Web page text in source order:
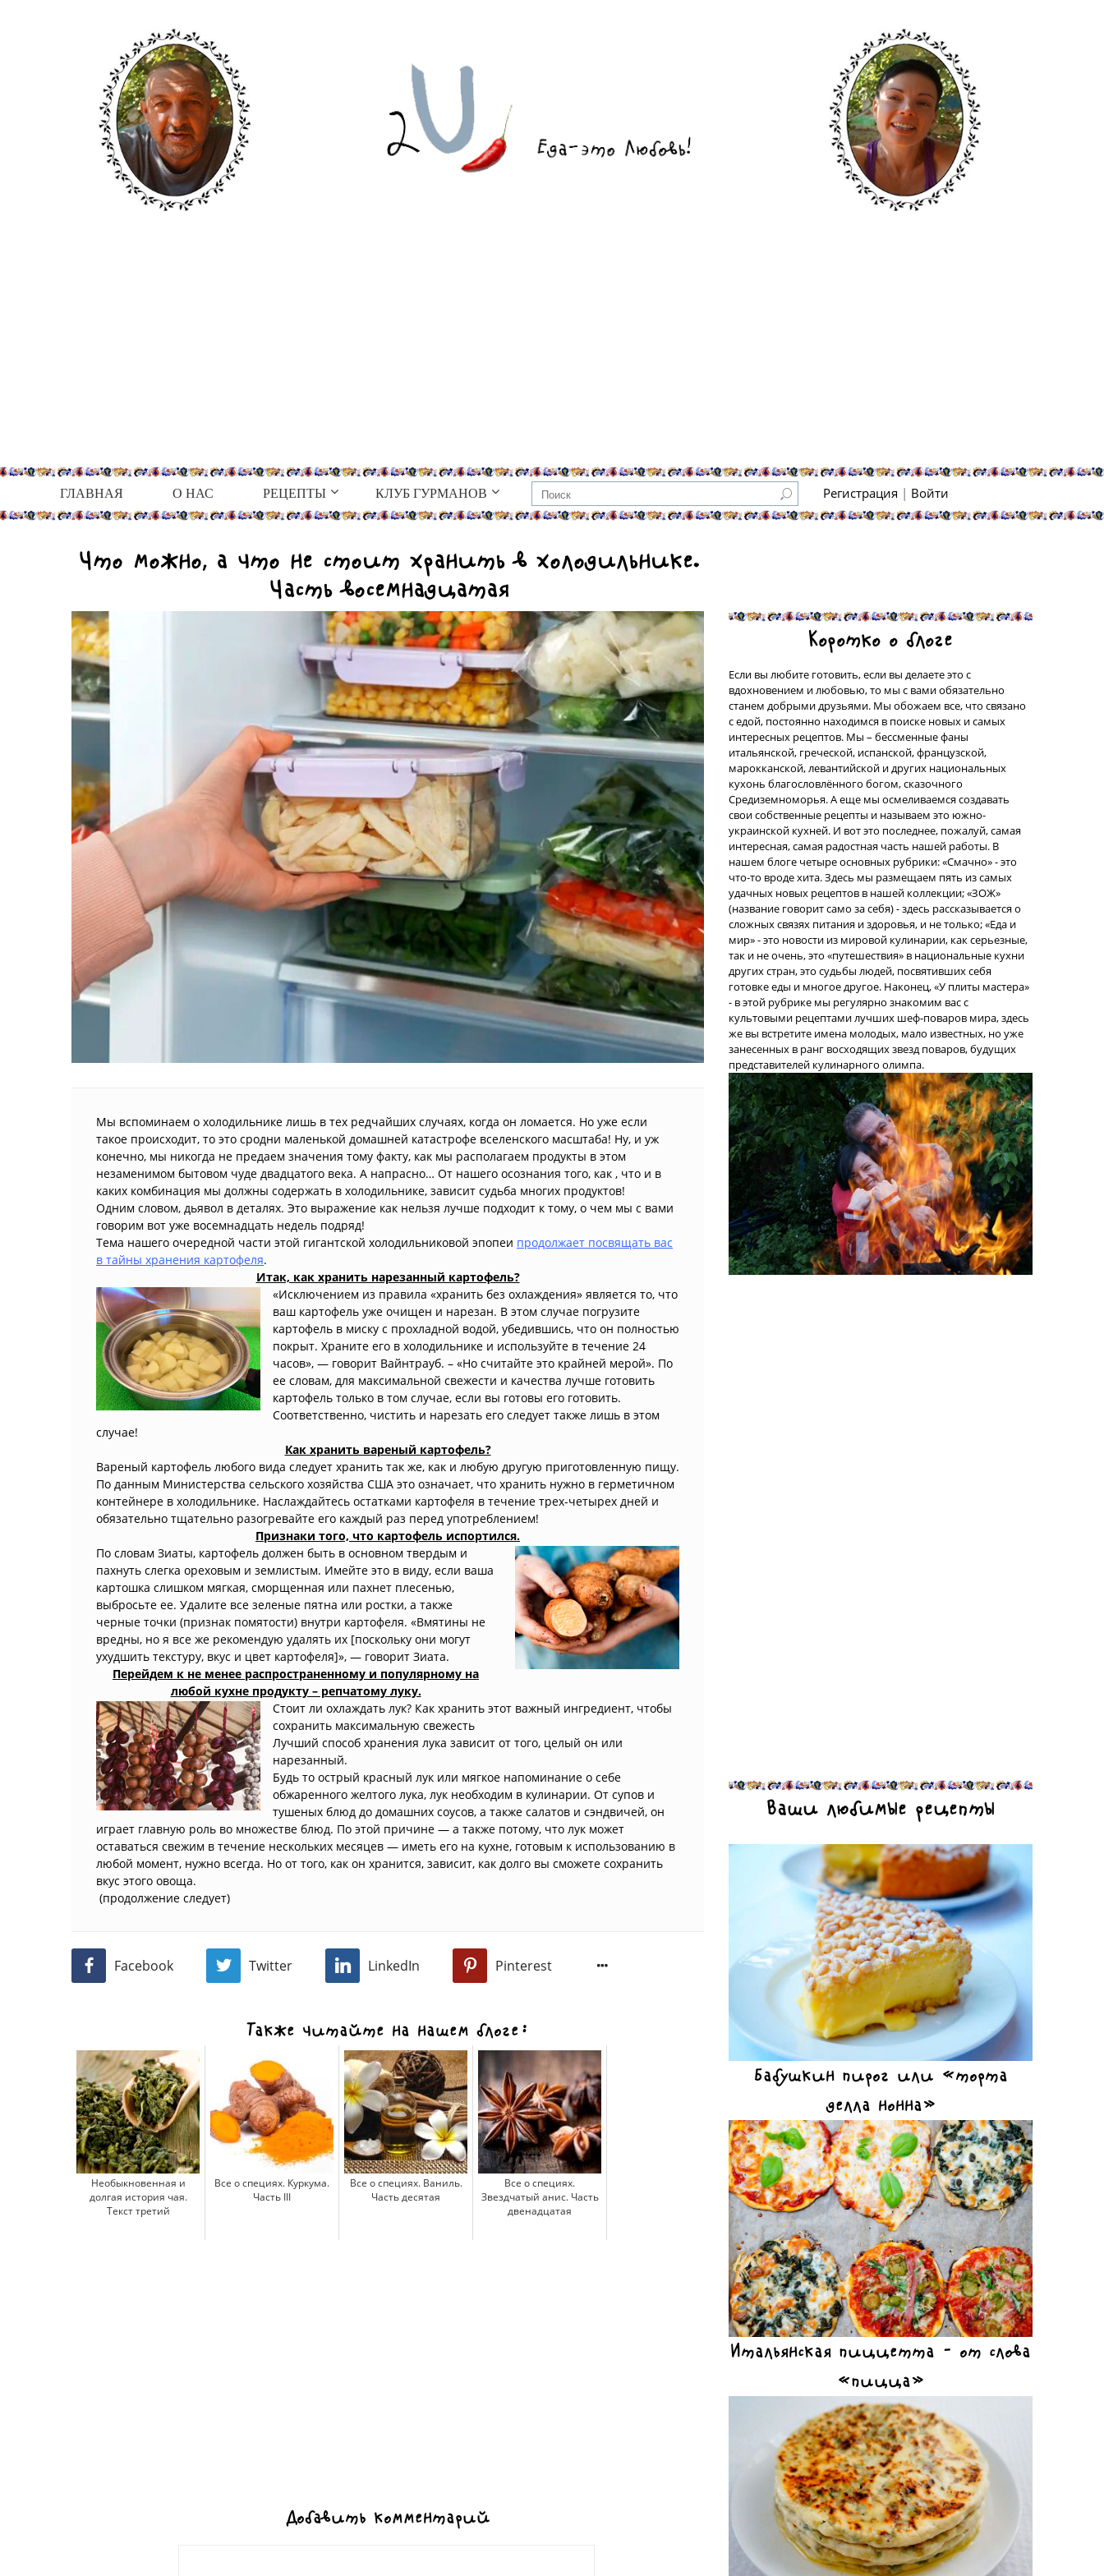
Регистрация | Войти
ГЛАВНАЯ О НАС РЕЦЕПТЫ КЛУБ ГУРМАНОВ
Что можно, а что не стоит хранить в холодильнике.
Часть восемнадцатая
Мы вспоминаем о холодильнике лишь в тех редчайших случаях, когда он ломается. Но уже если
такое происходит, то это сродни маленькой домашней катастрофе вселенского масштаба! Ну, и уж
конечно, мы никогда не предаем значения тому факту, как мы располагаем продукты в этом
незаменимом бытовом чуде двадцатого века. А напрасно… От нашего осознания того, как , что и в
каких комбинация мы должны содержать в холодильнике, зависит судьба многих продуктов!
Одним словом, дьявол в деталях. Это выражение как нельзя лучше подходит к тому, о чем мы с вами
говорим вот уже восемнадцать недель подряд!
Тема нашего очередной части этой гигантской холодильниковой эпопеи продолжает посвящать вас
в тайны хранения картофеля.
Итак, как хранить нарезанный картофель?
«Исключением из правила «хранить без охлаждения» является то, что
ваш картофель уже очищен и нарезан. В этом случае погрузите
картофель в миску с прохладной водой, убедившись, что он полностью
покрыт. Храните его в холодильнике и используйте в течение 24
часов», — говорит Вайнтрауб. – «Но считайте это крайней мерой». По
ее словам, для максимальной свежести и качества лучше готовить
картофель только в том случае, если вы готовы его готовить.
Соответственно, чистить и нарезать его следует также лишь в этом
случае!
Как хранить вареный картофель?
Вареный картофель любого вида следует хранить так же, как и любую другую приготовленную пищу.
По данным Министерства сельского хозяйства США это означает, что хранить нужно в герметичном
контейнере в холодильнике. Наслаждайтесь остатками картофеля в течение трех-четырех дней и
обязательно тщательно разогревайте его каждый раз перед употреблением!
Признаки того, что картофель испортился.
По словам Зиаты, картофель должен быть в основном твердым и
пахнуть слегка ореховым и землистым. Имейте это в виду, если ваша
картошка слишком мягкая, сморщенная или пахнет плесенью,
выбросьте ее. Удалите все зеленые пятна или ростки, а также
черные точки (признак помятости) внутри картофеля. «Вмятины не
вредны, но я все же рекомендую удалять их [поскольку они могут
ухудшить текстуру, вкус и цвет картофеля]», — говорит Зиата.
Перейдем к не менее распространенному и популярному на
любой кухне продукту – репчатому луку.
Стоит ли охлаждать лук? Как хранить этот важный ингредиент, чтобы
сохранить максимальную свежесть
Лучший способ хранения лука зависит от того, целый он или
нарезанный.
Будь то острый красный лук или мягкое напоминание о себе
обжаренного желтого лука, лук необходим в кулинарии. От супов и
тушеных блюд до домашних соусов, а также салатов и сэндвичей, он
играет главную роль во множестве блюд. По этой причине — а также потому, что лук может
оставаться свежим в течение нескольких месяцев — иметь его на кухне, готовым к использованию в
любой момент, нужно всегда. Но от того, как он хранится, зависит, как долго вы сможете сохранить
вкус этого овоща.
(продолжение следует)
Facebook Twitter LinkedIn Pinterest
Также читайте на нашем блоге:
Необыкновенная и
долгая история чая.
Текст третий
Все о специях. Куркума.
Часть III
Все о специях. Ваниль.
Часть десятая
Все о специях.
Звездчатый анис. Часть
двенадцатая
Добавить комментарий
Коротко о блоге
Если вы любите готовить, если вы делаете это с
вдохновением и любовью, то мы с вами обязательно
станем добрыми друзьями. Мы обожаем все, что связано
с едой, постоянно находимся в поиске новых и самых
интересных рецептов. Мы – бессменные фаны
итальянской, греческой, испанской, французской,
марокканской, левантийской и других национальных
кухонь благословлённого богом, сказочного
Средиземноморья. А еще мы осмеливаемся создавать
свои собственные рецепты и называем это южно-
украинской кухней. И вот это последнее, пожалуй, самая
интересная, самая радостная часть нашей работы. В
нашем блоге четыре основных рубрики: «Смачно» - это
что-то вроде хита. Здесь мы размещаем пять из самых
удачных новых рецептов в нашей коллекции; «ЗОЖ»
(название говорит само за себя) - здесь рассказывается о
сложных связях питания и здоровья, и не только; «Еда и
мир» - это новости из мировой кулинарии, как серьезные,
так и не очень, это «путешествия» в национальные кухни
других стран, это судьбы людей, посвятивших себя
готовке еды и многое другое. Наконец, «У плиты мастера»
- в этой рубрике мы регулярно знакомим вас с
культовыми рецептами лучших шеф-поваров мира, здесь
же вы встретите имена молодых, мало известных, но уже
занесенных в ранг восходящих звезд поваров, будущих
представителей кулинарного олимпа.
Ваши любимые рецепты
Бабушкин пирог или «торта
делла нонна»
Итальянская пиццетта – от слова
«пицца»